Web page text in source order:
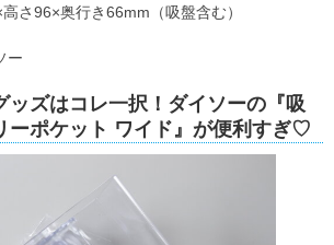
さ96×奥行き66mm（吸盤含む）
ー
ッズはコレ一択！ダイソーの『吸
ーポケット ワイド』が便利すぎ♡